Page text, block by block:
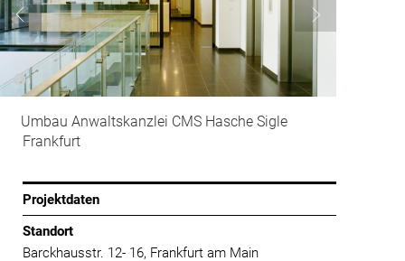
Umbau Anwaltskanzlei CMS Hasche Sigle
Frankfurt
Projektdaten
Standort
Barckhausstr. 12- 16, Frankfurt am Main